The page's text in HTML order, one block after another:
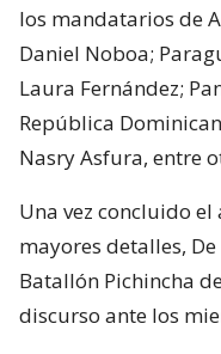
los mandatarios de
Daniel Noboa;
Laura Fernández;
República
Nasry Asfura, entre
Una vez concluido el
mayores detalles,
Batallón Pichincha
discurso ante los